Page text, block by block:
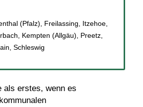
als erstes, wenn es
(Pfalz) Freilassing Itzehoe,
Kempten (Allgäu) Preetz,
Schleswig